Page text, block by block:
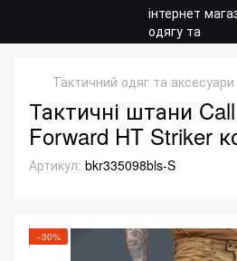
Тактичний одяг та аксесуари
Тактичні штани
Forward HT Striker
Артикул: bkr335098bls-S
−30%